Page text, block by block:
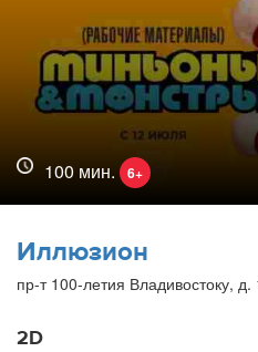
100 мин. 6+
Иллюзион
пр-т 100-летия Владивостоку, д.
2D